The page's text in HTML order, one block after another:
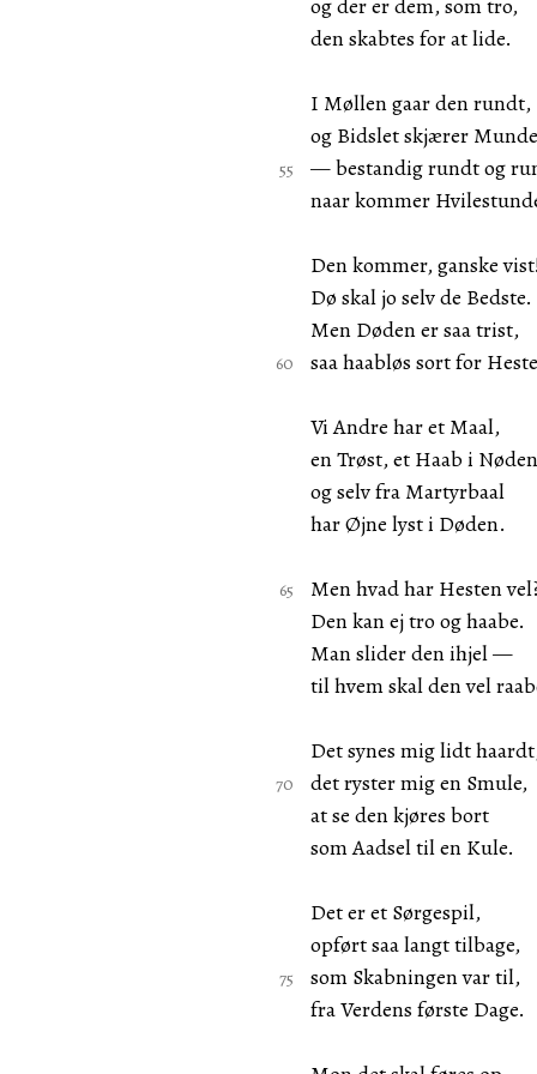
og der er dem, som tro,
den skabtes for at lide.
I Møllen gaar den rundt,
og Bidslet skjærer
— bestandig rundt og
naar kommer
Den kommer, ganske
Dø skal jo selv de Bedste.
Men Døden er saa trist,
saa haabløs sort for
Vi Andre har et Maal,
en Trøst, et Haab i
og selv fra Martyrbaal
har Øjne lyst i Døden.
Men hvad har Hesten
Den kan ej tro og haabe.
Man slider den ihjel —
til hvem skal den vel
Det synes mig lidt
det ryster mig en Smule,
at se den kjøres bort
som Aadsel til en Kule.
Det er et Sørgespil,
opført saa langt tilbage,
som Skabningen var til,
fra Verdens første Dage.